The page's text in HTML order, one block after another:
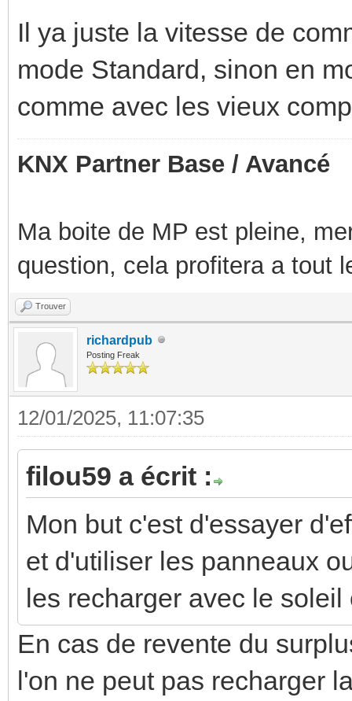
Il ya juste la vitesse de
mode Standard, sinon en
comme avec les vieux
KNX Partner Base / Avancé
Ma boite de MP est pleine,
question, cela profitera a tout
Trouver
richardpub
Posting Freak
12/01/2025, 11:07:35
filou59 a écrit :
Mon but c'est d'essayer
et d'utiliser les panneaux
les recharger avec le
En cas de revente du
l'on ne peut pas recharger